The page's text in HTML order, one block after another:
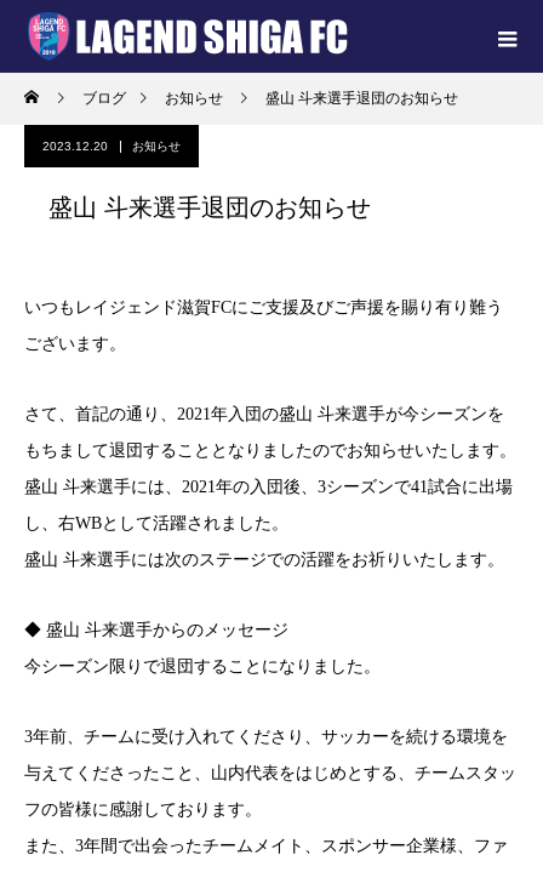
ブログ お知らせ 盛山 斗来選手退団のお知らせ
2023.12.20 お知らせ
盛山 斗来選手退団のお知らせ
いつもレイジェンド滋賀FCにご支援及びご声援を賜り有り難う
ございます。
さて、首記の通り、2021年入団の盛山 斗来選手が今シーズンを
もちまして退団することとなりましたのでお知らせいたします。
盛山 斗来選手には、2021年の入団後、3シーズンで41試合に出場
し、右WBとして活躍されました。
盛山 斗来選手には次のステージでの活躍をお祈りいたします。
◆ 盛山 斗来選手からのメッセージ
今シーズン限りで退団することになりました。
3年前、チームに受け入れてくださり、サッカーを続ける環境を
与えてくださったこと、山内代表をはじめとする、チームスタッ
フの皆様に感謝しております。
また、3年間で出会ったチームメイト、スポンサー企業様、ファ